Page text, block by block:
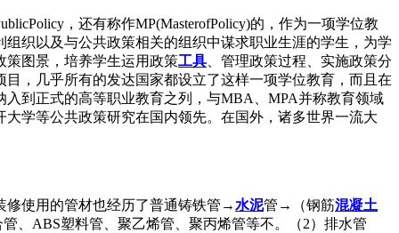
，还有称作MP(MasterofPolicy)的，作为一项学位教
织以及与公共政策相关的组织中谋求职业生涯的学生，为学
策图景，培养学生运用政策工具 、管理政策过程、实施政策分
，几乎所有的发达国家都设立了这样一项学位教育，而且在
到正式的高等职业教育之列，与MBA、MPA并称教育领域
学等公共政策研究在国内领先。在国外，诸多世界一流大
修使用的管材也经历了普通铸铁管→ 水泥管→（钢筋混凝土
管、ABS塑料管、聚乙烯管、聚丙烯管等不。（2）排水管